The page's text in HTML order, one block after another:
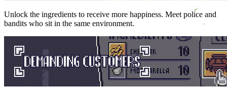
Unlock the ingredients to receive more happiness. Meet police and
bandits who sit in the same environment.